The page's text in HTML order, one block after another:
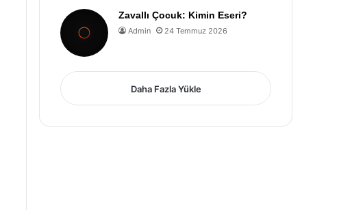
Zavallı Çocuk: Kimin Eseri?
Admin 24 Temmuz 2026
Daha Fazla Yükle